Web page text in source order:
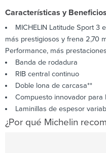
Características y
MICHELIN Latitude Sport 3
más prestigiosos y frena 2,70
Performance, más
Banda de rodadura
RIB central continuo
Doble lona de carcasa**
Compuesto innovador para
Laminillas de espesor
¿Por qué Michelin